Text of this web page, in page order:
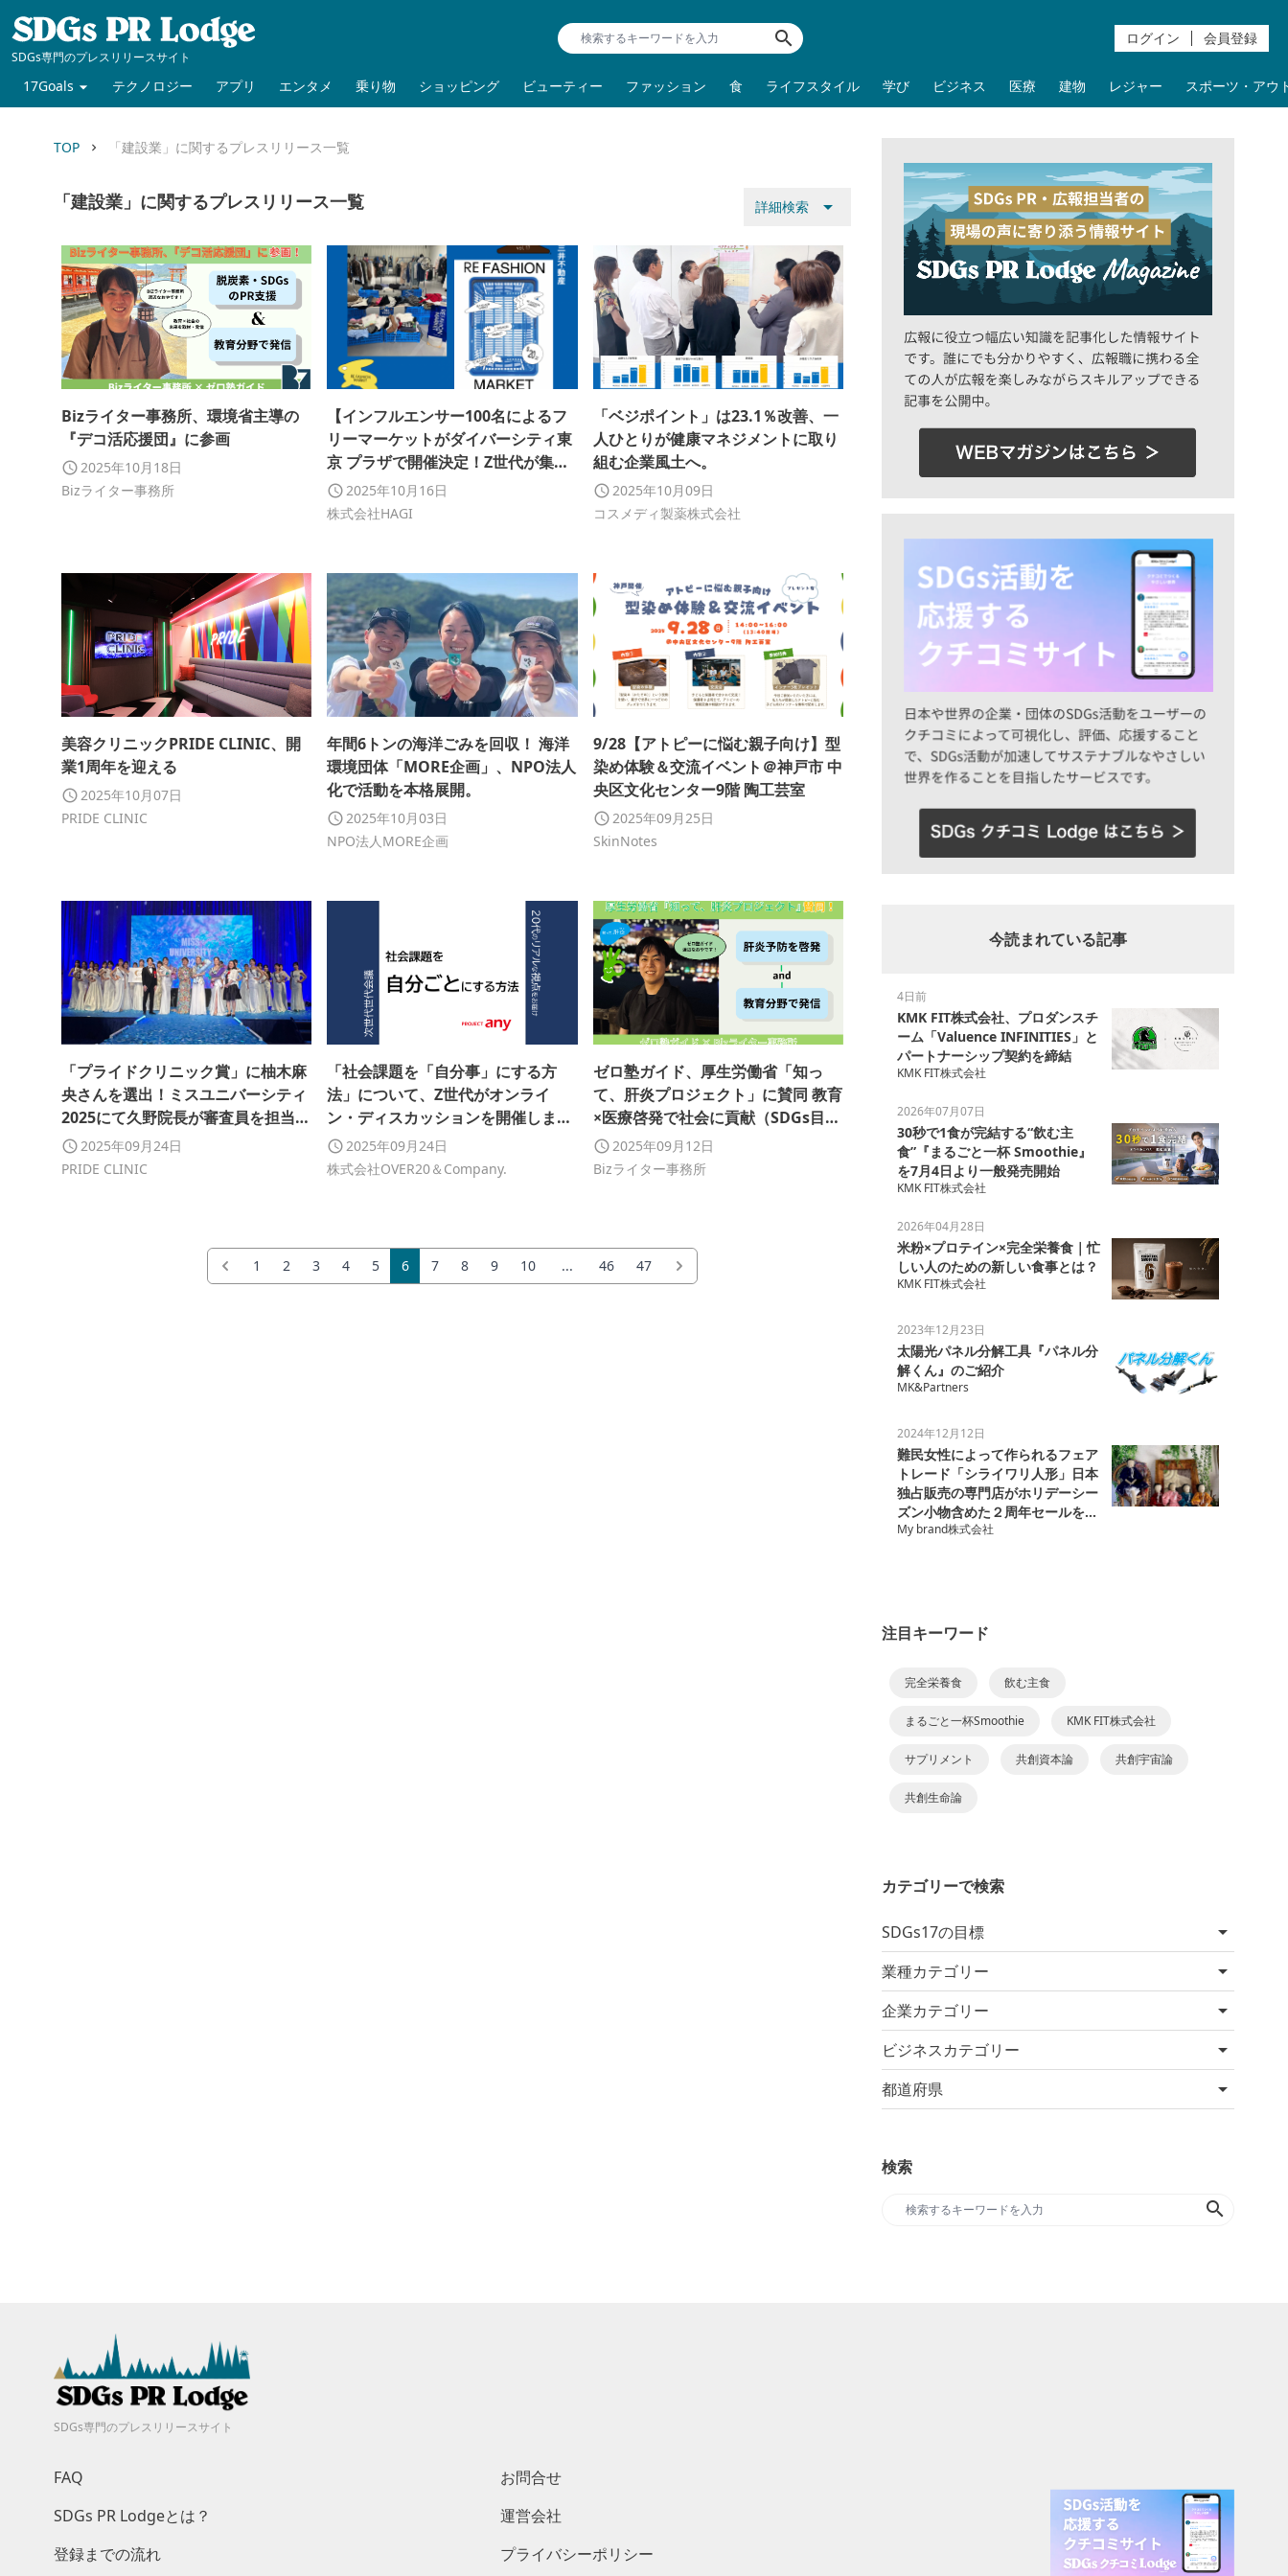
SDGs専門のプレスリリースサイト
search ログイン 会員登録
17Goals テクノロジー アプリ エンタメ 乗り物 ショッピング ビューティー ファッション 食 ライフスタイル 学び ビジネス 医療 建物 レジャー スポーツ・アウ
TOP keyboard_arrow_right 「建設業」に関するプレスリリース一覧
「建設業」に関するプレスリリース一覧 詳細検索 arrow_drop_down
Bizライター事務所、環境省主導の
『デコ活応援団』に参画
2025年10月18日
Bizライター事務所
【インフルエンサー100名によるフ
リーマーケットがダイバーシティ東
京 プラザで開催決定！Z世代が集ま
る日本最大級のインフルエンサーフ
リーマーケットイベント！？
2025年10月16日
株式会社HAGI
「ベジポイント」は23.1％改善、一
人ひとりが健康マネジメントに取り
組む企業風土へ。
2025年10月09日
コスメディ製薬株式会社
美容クリニックPRIDE CLINIC、開
業1周年を迎える
2025年10月07日
PRIDE CLINIC
年間6トンの海洋ごみを回収！ 海洋
環境団体「MORE企画」、NPO法人
化で活動を本格展開。
2025年10月03日
NPO法人MORE企画
9/28【アトピーに悩む親子向け】型
染め体験＆交流イベント＠神戸市 中
央区文化センター9階 陶工芸室
2025年09月25日
SkinNotes
「プライドクリニック賞」に柚木麻
央さんを選出！ミスユニバーシティ
2025にて久野院長が審査員を担当｜
PRIDE CLINIC
2025年09月24日
PRIDE CLINIC
「社会課題を「自分事」にする方
法」について、Z世代がオンライ
ン・ディスカッションを開催しまし
た 2025年09月24日
株式会社OVER20＆Company.
ゼロ塾ガイド、厚生労働省「知っ
て、肝炎プロジェクト」に賛同 教育
×医療啓発で社会に貢献（SDGs目標
3・4）
2025年09月12日
Bizライター事務所
1 2 3 4 5 6 7 8 9 10 ... 46 47
今読まれている記事
4日前
KMK FIT株式会社、プロダンスチ
ーム「Valuence INFINITIES」と
パートナーシップ契約を締結
KMK FIT株式会社
2026年07月07日
30秒で1食が完結する“飲む主
食”『まるごと一杯 Smoothie』
を7月4日より一般発売開始
KMK FIT株式会社
2026年04月28日
米粉×プロテイン×完全栄養食｜忙
しい人のための新しい食事とは？
KMK FIT株式会社
2023年12月23日
太陽光パネル分解工具『パネル分
解くん』のご紹介
MK&Partners
2024年12月12日
難民女性によって作られるフェア
トレード「シライワリ人形」日本
独占販売の専門店がホリデーシー
ズン小物含めた２周年セールを開
催
My brand株式会社
注目キーワード
完全栄養食 飲む主食
まるごと一杯Smoothie KMK FIT株式会社
サプリメント 共創資本論 共創宇宙論
共創生命論
カテゴリーで検索
SDGs17の目標
業種カテゴリー
企業カテゴリー
ビジネスカテゴリー
都道府県
検索
search
SDGs専門のプレスリリースサイト
FAQ
SDGs PR Lodgeとは？
登録までの流れ
お問合せ
運営会社
プライバシーポリシー